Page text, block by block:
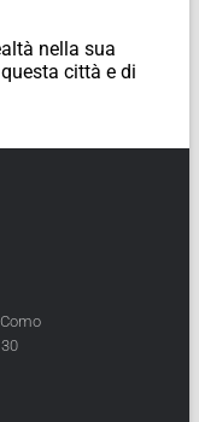
nella sua
città e di